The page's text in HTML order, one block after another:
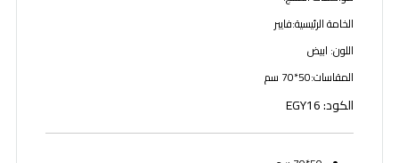
الخامة الرئيسية:فايبر
اللون: ابيض
المقاسات:50*70 سم
الكود: EGY16